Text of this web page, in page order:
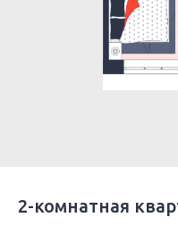
2-комнатная